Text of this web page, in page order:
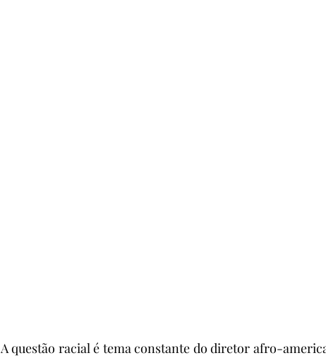
A questão racial é tema constante do diretor afro-